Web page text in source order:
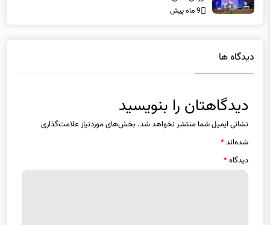
9 ماه پیش
دیدگاه ها
دیدگاهتان را بنویسید
نشانی ایمیل شما منتشر نخواهد شد. بخش‌های موردنیاز علامت‌گذاری
شده‌اند*
دیدگاه*